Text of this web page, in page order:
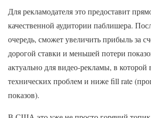
Для рекламодателя это предоставит
качественной аудитории паблишера.
очередь, сможет увеличить прибыль за
дорогой ставки и меньшей потери
актуально для видео-рекламы, в которой
технических проблем и ниже fill rate
показов).